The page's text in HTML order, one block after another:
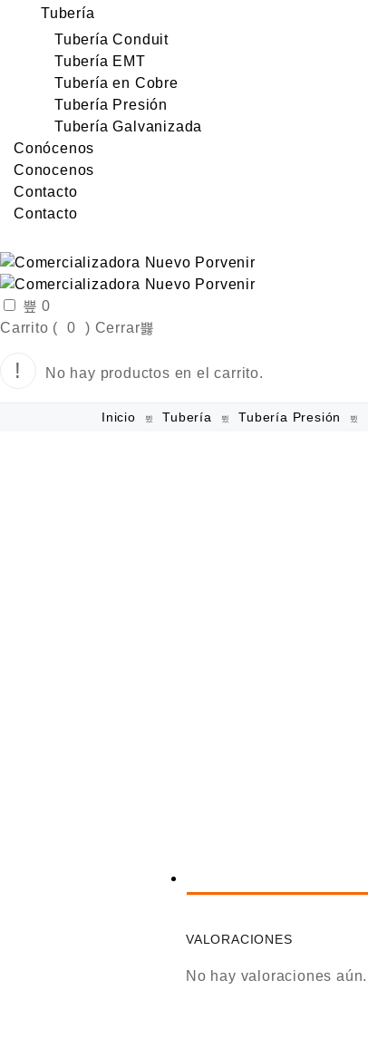
Tubería
Tubería Conduit
Tubería EMT
Tubería en Cobre
Tubería Presión
Tubería Galvanizada
Conócenos
Conocenos
Contacto
Contacto
0
Carrito (
0 ) Cerrar
No hay productos en el carrito.
Inicio Tubería Tubería Presión
VALORACIONES
No hay valoraciones aún.